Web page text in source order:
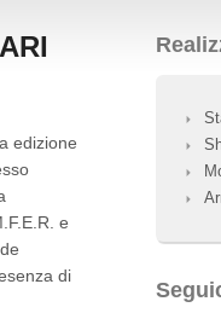
edizione
e
di